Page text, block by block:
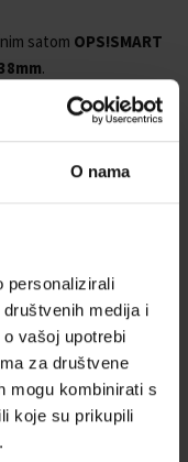
O nama
personalizirali
medija i
vašoj upotrebi
za društvene
mogu kombinirati s
koje su prikupili
satom OPS!SMART
.
Kontrola glazbe,
Vrijeme, Monitor